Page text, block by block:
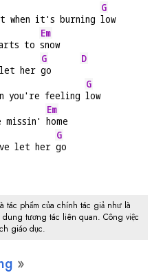
when it's burning
G
low
to
Em
snow
let her
G
go
D
you're feeling
G
low
missin'
Em
home
let her
G
go
tác phẩm của chính tác giả như là
tương tác liên quan. Công việc
giáo dục.